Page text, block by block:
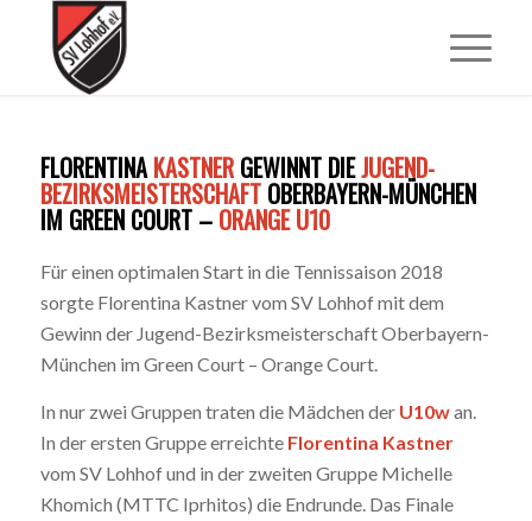
FLORENTINAKASTNERGEWINNT DIEJUGEND-
BEZIRKSMEISTERSCHAFTOBERBAYERN-MÜNCHEN
IM GREEN COURT – ORANGE U10
Für einen optimalen Start in die Tennissaison 2018
sorgte Florentina Kastner vom SV Lohhof mit dem
Gewinn der Jugend-Bezirksmeisterschaft Oberbayern-
München im Green Court – Orange Court.
In nur zwei Gruppen traten die Mädchen der U10wan.
In der ersten Gruppe erreichte Florentina Kastner
vom SV Lohhof und in der zweiten Gruppe Michelle
Khomich (MTTC Iprhitos) die Endrunde. Das Finale